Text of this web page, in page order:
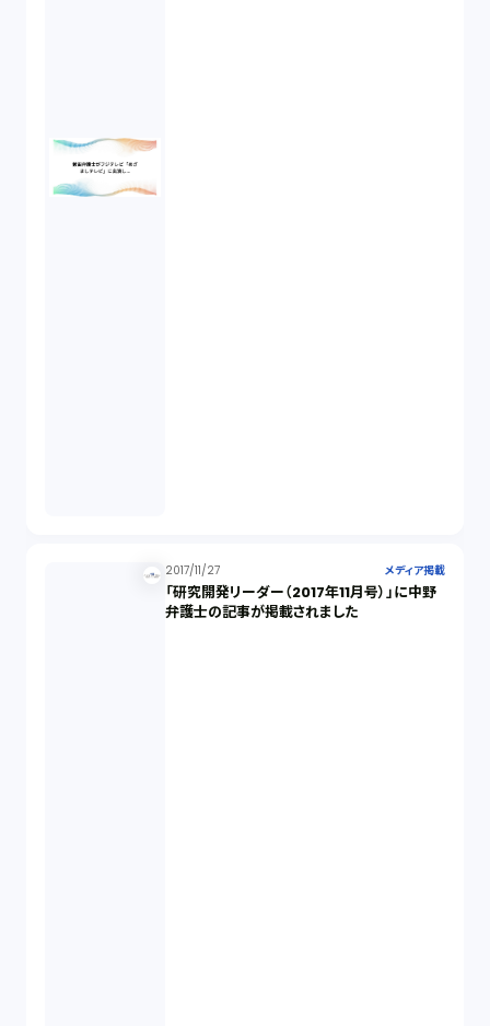
2017/11/27 メディア掲載
「研究開発リーダー（2017年11月号）」に中野
弁護士の記事が掲載されました